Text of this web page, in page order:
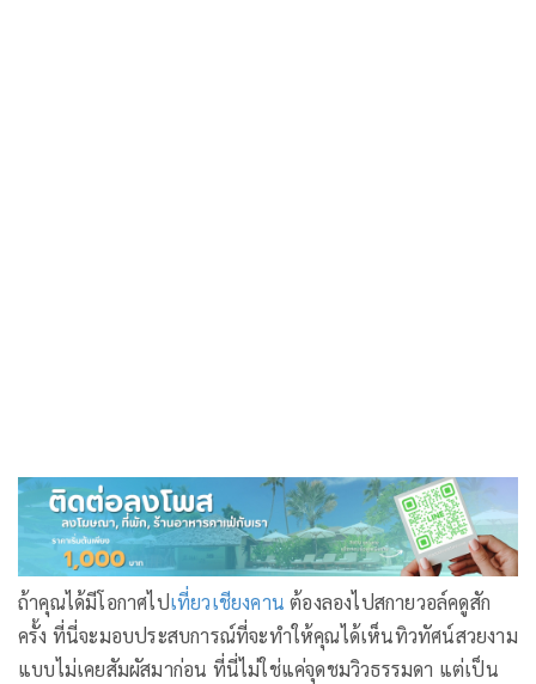
ถ้าคุณได้มีโอกาศไปเที่ยวเชียงคาน ต้องลองไปสกายวอล์คดูสัก
ครั้ง ที่นี่จะมอบประสบการณ์ที่จะทำให้คุณได้เห็นทิวทัศน์สวยงาม
แบบไม่เคยสัมผัสมาก่อน ที่นี่ไม่ใช่แค่จุดชมวิวธรรมดา แต่เป็น